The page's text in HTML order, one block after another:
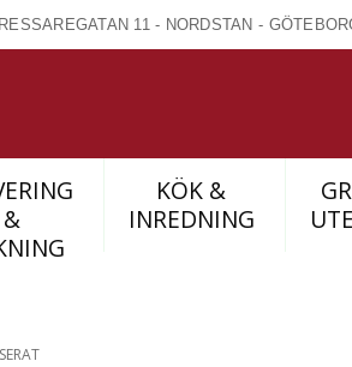
11 - NORDSTAN -
&
KÖK &
INREDNING